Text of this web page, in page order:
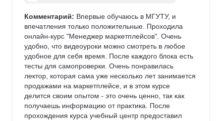
Комментарий: Впервые обучаюсь в МГУТУ, и
впечатления только положительные. Проходила
онлайн-курс "Менеджер маркетплейсов". Очень
удобно, что видеоуроки можно смотреть в любое
удобное для себя время. После каждого блока есть
тесты для самопроверки. Очень понравилась
лектор, которая сама уже несколько лет занимается
продажами на маркетплейсе, и в этом курсе
делится своим опытом - это очень ценно, так как
получаешь информацию от практика. После
прохождения курса учебный центр предоставил